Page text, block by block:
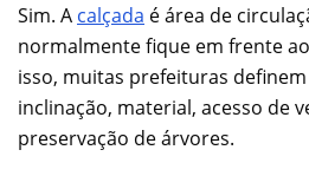
Sim. A calçada é área de
normalmente fique em frente
isso, muitas prefeituras
inclinação, material, acesso de
preservação de árvores.